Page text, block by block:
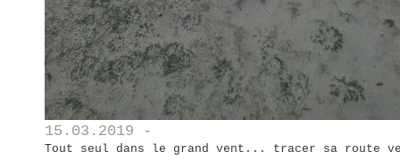
15.03.2019 -
Tout seul dans le grand vent... tracer sa route